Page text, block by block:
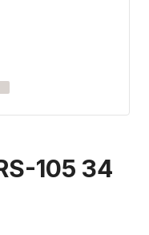
105 34